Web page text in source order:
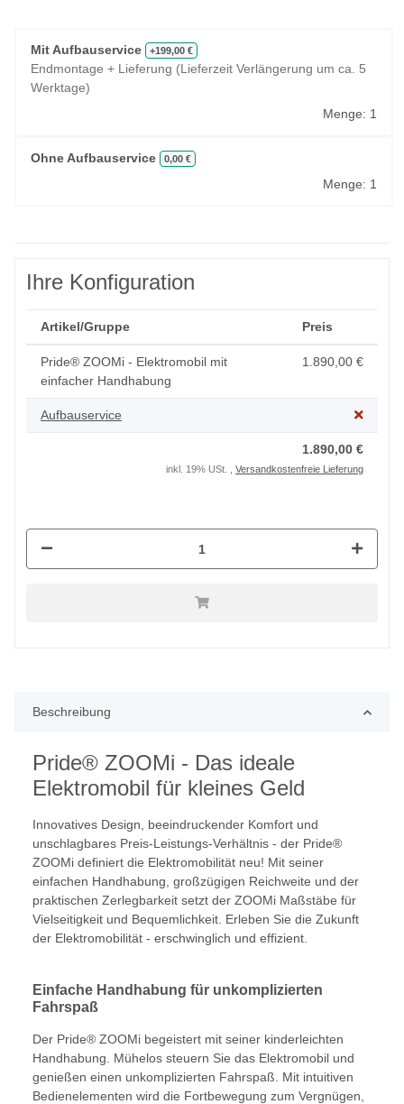
Mit Aufbauservice +199,00 €
Endmontage + Lieferung (Lieferzeit Verlängerung um ca. 5
Werktage)
Menge: 1
Ohne Aufbauservice 0,00 €
Menge: 1
Ihre Konfiguration
Artikel/Gruppe Preis
Pride® ZOOMi - Elektromobil mit
einfacher Handhabung
1.890,00 €
Aufbauservice
1.890,00 €
inkl. 19% USt. , Versandkostenfreie Lieferung
Beschreibung
Pride® ZOOMi - Das ideale
Elektromobil für kleines Geld
Innovatives Design, beeindruckender Komfort und
unschlagbares Preis-Leistungs-Verhältnis - der Pride®
ZOOMi definiert die Elektromobilität neu! Mit seiner
einfachen Handhabung, großzügigen Reichweite und der
praktischen Zerlegbarkeit setzt der ZOOMi Maßstäbe für
Vielseitigkeit und Bequemlichkeit. Erleben Sie die Zukunft
der Elektromobilität - erschwinglich und effizient.
Einfache Handhabung für unkomplizierten
Fahrspaß
Der Pride® ZOOMi begeistert mit seiner kinderleichten
Handhabung. Mühelos steuern Sie das Elektromobil und
genießen einen unkomplizierten Fahrspaß. Mit intuitiven
Bedienelementen wird die Fortbewegung zum Vergnügen,